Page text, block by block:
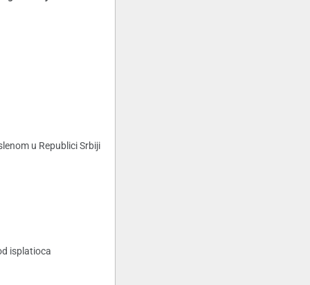
u Republici Srbiji
isplatioca